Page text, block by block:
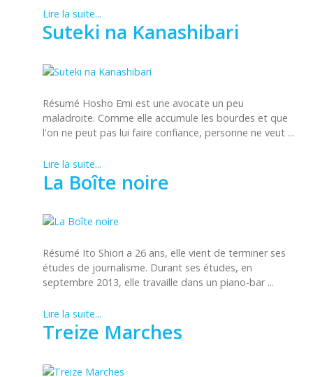
Lire la suite...
Suteki na Kanashibari
Résumé Hosho Emi est une avocate un peu
maladroite. Comme elle accumule les bourdes et que
l'on ne peut pas lui faire confiance, personne ne veut ...
Lire la suite...
La Boîte noire
Résumé Ito Shiori a 26 ans, elle vient de terminer ses
études de journalisme. Durant ses études, en
septembre 2013, elle travaille dans un piano-bar ...
Lire la suite...
Treize Marches